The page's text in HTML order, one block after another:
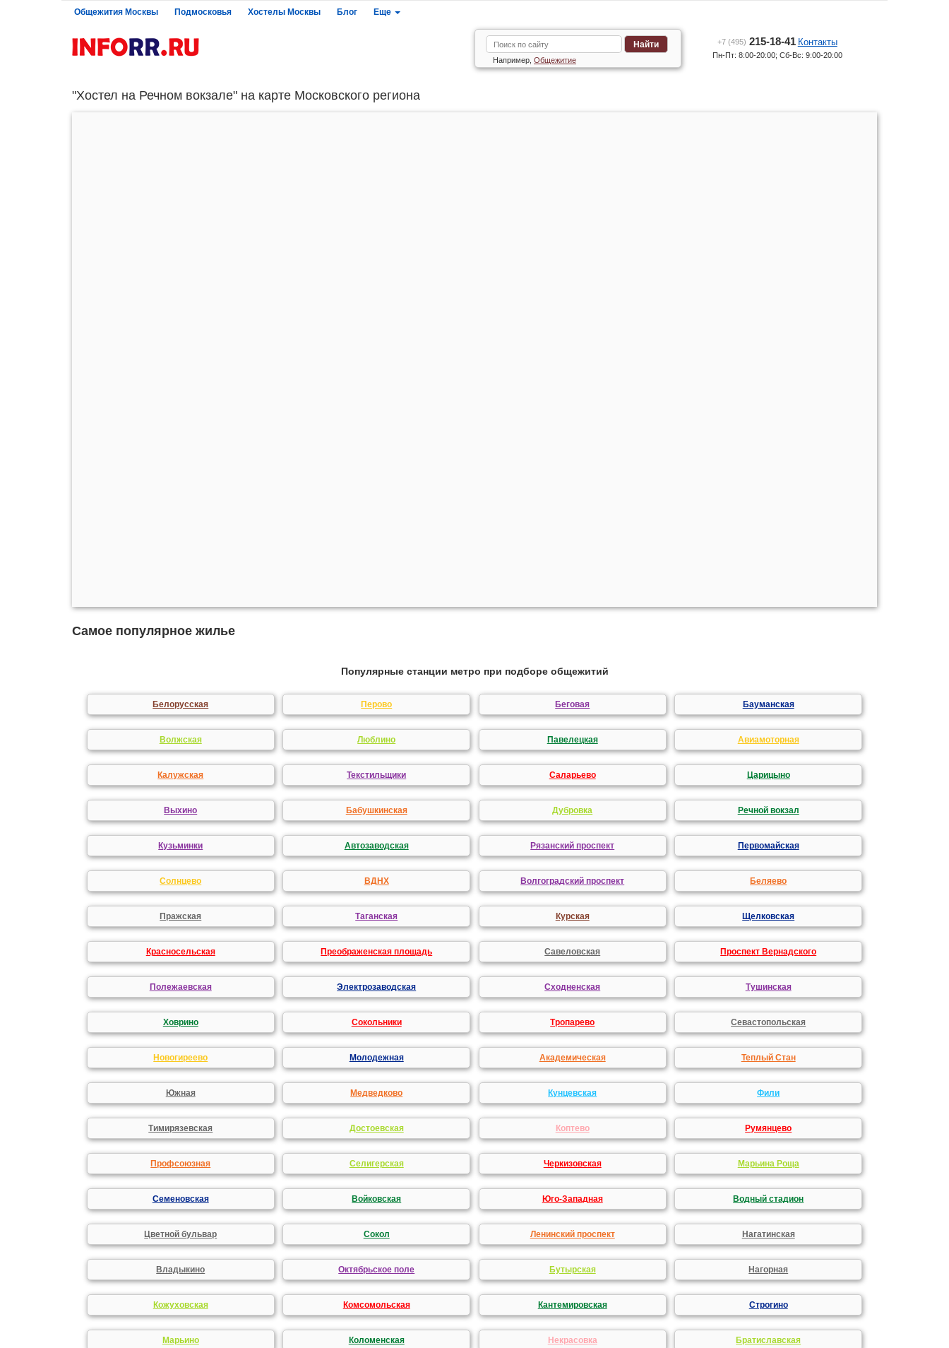
Общежития Москвы Подмосковья Хостелы Москвы Блог Еще
Найти
Например, Общежитие
+7 (495) 215-18-41 Контакты
Пн-Пт: 8:00-20:00; Сб-Вс: 9:00-20:00
"Хостел на Речном вокзале" на карте Московского региона
Самое популярное жилье
Популярные станции метро при подборе общежитий
Белорусская Перово Беговая Бауманская
Волжская Люблино Павелецкая Авиамоторная
Калужская Текстильщики Саларьево Царицыно
Выхино Бабушкинская Дубровка Речной вокзал
Кузьминки Автозаводская Рязанский проспект Первомайская
Солнцево ВДНХ Волгоградский проспект Беляево
Пражская Таганская Курская Щелковская
Красносельская Преображенская площадь Савеловская Проспект Вернадского
Полежаевская Электрозаводская Сходненская Тушинская
Ховрино Сокольники Тропарево Севастопольская
Новогиреево Молодежная Академическая Теплый Стан
Южная Медведково Кунцевская Фили
Тимирязевская Достоевская Коптево Румянцево
Профсоюзная Селигерская Черкизовская Марьина Роща
Семеновская Войковская Юго-Западная Водный стадион
Цветной бульвар Сокол Ленинский проспект Нагатинская
Владыкино Октябрьское поле Бутырская Нагорная
Кожуховская Комсомольская Кантемировская Строгино
Марьино Коломенская Некрасовка Братиславская